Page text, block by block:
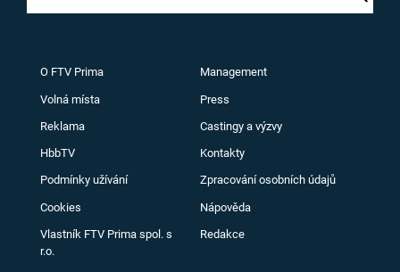
O FTV Prima Management
Volná místa Press
Reklama Castingy a výzvy
HbbTV Kontakty
Podmínky užívání Zpracování osobních údajů
Cookies Nápověda
Vlastník FTV Prima spol. s
r.o.
Redakce